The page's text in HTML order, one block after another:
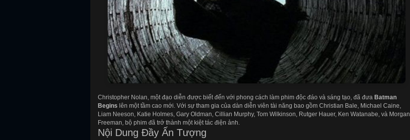
Christopher Nolan, một đạo diễn được biết đến với phong cách làm phim độc đáo và sáng tạo, đã đưa Batman
Begins lên một tầm cao mới. Với sự tham gia của dàn diễn viên tài năng bao gồm Christian Bale, Michael Caine,
Liam Neeson, Katie Holmes, Gary Oldman, Cillian Murphy, Tom Wilkinson, Rutger Hauer, Ken Watanabe, và Morgan
Freeman, bộ phim đã trở thành một kiệt tác điện ảnh.
Nội Dung Đầy Ấn Tượng